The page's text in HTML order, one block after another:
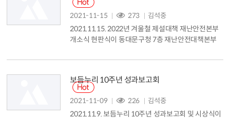
2021-11-15 273 김석중
2021.11.15. 2022년 겨울철 제설대책 재난안전본부
개소식 현판식이 동대문구청 7층 재난안전대책본부
보듬누리 10주년 성과보고회
2021-11-09 226 김석중
2021.11.9. 보듬누리 10주년 성과보고회 및 시상식이